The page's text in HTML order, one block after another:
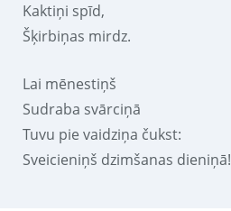
Kaktiņi spīd,
Šķirbiņas mirdz.
Lai mēnestiņš
Sudraba svārciņā
Tuvu pie vaidziņa čukst:
Sveicieniņš dzimšanas dieniņā!